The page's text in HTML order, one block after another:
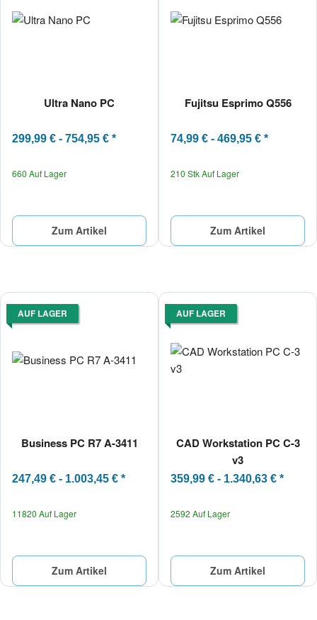
Ultra Nano PC
299,99 € - 754,95 € *
660 Auf Lager
Zum Artikel
Fujitsu Esprimo Q556
74,99 € - 469,95 € *
210 Stk Auf Lager
Zum Artikel
AUF LAGER
Business PC R7 A-3411
247,49 € - 1.003,45 € *
11820 Auf Lager
Zum Artikel
AUF LAGER
CAD Workstation PC C-3
v3
359,99 € - 1.340,63 € *
2592 Auf Lager
Zum Artikel